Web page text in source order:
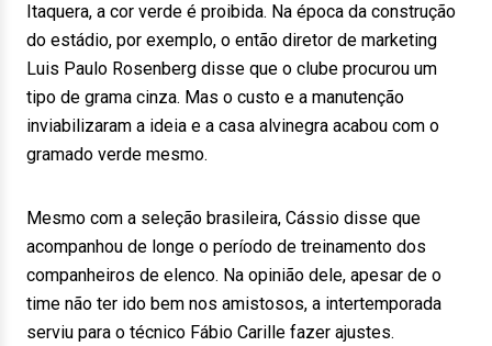
Itaquera, a cor verde é proibida. Na época da construção
do estádio, por exemplo, o então diretor de marketing
Luis Paulo Rosenberg disse que o clube procurou um
tipo de grama cinza. Mas o custo e a manutenção
inviabilizaram a ideia e a casa alvinegra acabou com o
gramado verde mesmo.
Mesmo com a seleção brasileira, Cássio disse que
acompanhou de longe o período de treinamento dos
companheiros de elenco. Na opinião dele, apesar de o
time não ter ido bem nos amistosos, a intertemporada
serviu para o técnico Fábio Carille fazer ajustes.